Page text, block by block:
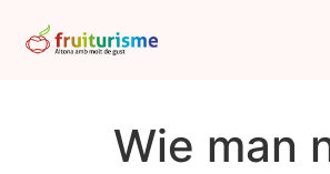
Wie man